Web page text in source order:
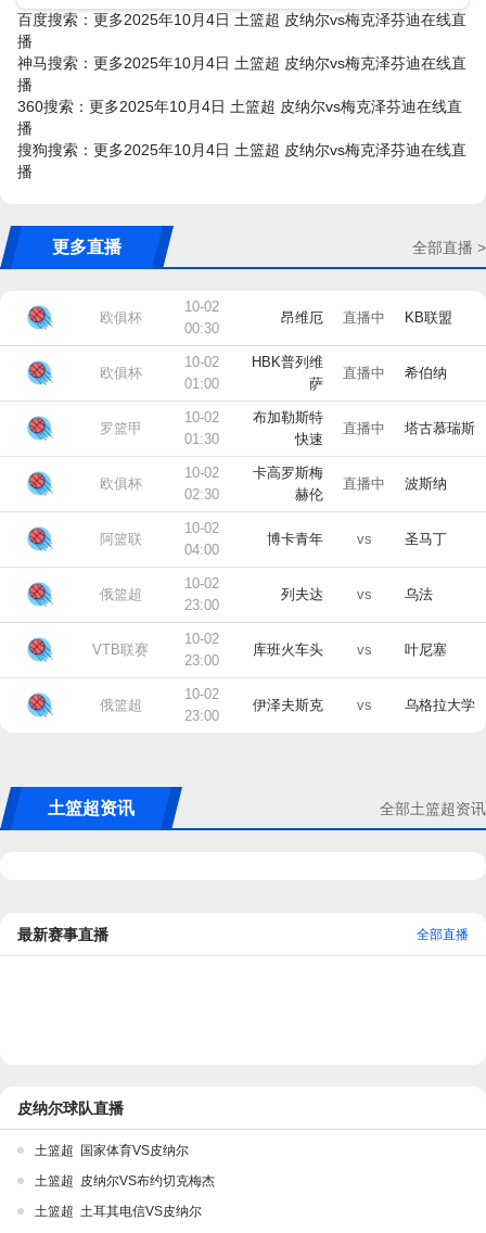
百度搜索：更多2025年10月4日 土篮超 皮纳尔vs梅克泽芬迪在线直
播
神马搜索：更多2025年10月4日 土篮超 皮纳尔vs梅克泽芬迪在线直
播
360搜索：更多2025年10月4日 土篮超 皮纳尔vs梅克泽芬迪在线直
播
搜狗搜索：更多2025年10月4日 土篮超 皮纳尔vs梅克泽芬迪在线直
播
更多直播 全部直播 >
欧俱杯
10-02
00:30
昂维厄 直播中 KB联盟
欧俱杯
10-02
01:00
HBK普列维
萨
直播中 希伯纳
罗篮甲
10-02
01:30
布加勒斯特
快速
直播中 塔古慕瑞斯
欧俱杯
10-02
02:30
卡高罗斯梅
赫伦
直播中 波斯纳
阿篮联
10-02
04:00
博卡青年 vs 圣马丁
俄篮超
10-02
23:00
列夫达 vs 乌法
VTB联赛
10-02
23:00
库班火车头 vs 叶尼塞
俄篮超
10-02
23:00
伊泽夫斯克 vs 乌格拉大学
土篮超资讯 全部土篮超资讯
最新赛事直播 全部直播
皮纳尔球队直播
土篮超 国家体育VS皮纳尔
土篮超 皮纳尔VS布约切克梅杰
土篮超 土耳其电信VS皮纳尔